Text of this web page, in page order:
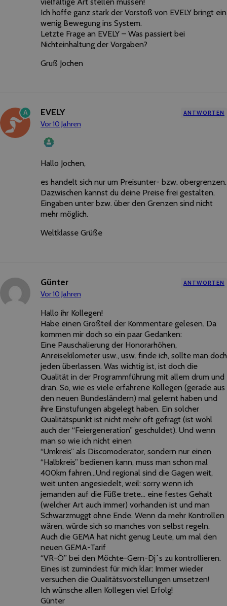
Ich hoffe ganz stark der Vorstoß von EVELY bringt ein
wenig Bewegung ins System.
Letzte Frage an EVELY – Was passiert bei
Nichteinhaltung der Vorgaben?
Gruß Jochen
A EVELY
Vor 10 Jahren
ANTWORTEN
Das „Echte-Person“-Abzeichen!
von
CleanTalk
Hallo Jochen,
es handelt sich nur um Preisunter- bzw. obergrenzen.
Dazwischen kannst du deine Preise frei gestalten.
Eingaben unter bzw. über den Grenzen sind nicht
mehr möglich.
Weltklasse Grüße
Günter
Vor 10 Jahren
ANTWORTEN
Hallo ihr Kollegen!
Habe einen Großteil der Kommentare gelesen. Da
kommen mir doch so ein paar Gedanken:
Eine Pauschalierung der Honorarhöhen,
Anreisekilometer usw., usw. finde ich, sollte man doch
jeden überlassen. Was wichtig ist, ist doch die
Qualität in der Programmführung mit allem drum und
dran. So, wie es viele erfahrene Kollegen (gerade aus
den neuen Bundesländern) mal gelernt haben und
ihre Einstufungen abgelegt haben. Ein solcher
Qualitätspunkt ist nicht mehr oft gefragt (ist wohl
auch der “Feiergeneration” geschuldet). Und wenn
man so wie ich nicht einen
“Umkreis” als Discomoderator, sondern nur einen
“Halbkreis” bedienen kann, muss man schon mal
400km fahren…Und regional sind die Gagen weit,
weit unten angesiedelt, weil: sorry wenn ich
jemanden auf die Füße trete… eine festes Gehalt
(welcher Art auch immer) vorhanden ist und man
Schwarzmuggt ohne Ende. Wenn da mehr Kontrollen
wären, würde sich so manches von selbst regeln.
Auch die GEMA hat nicht genug Leute, um mal den
neuen GEMA-Tarif
“VR-Ö” bei den Möchte-Gern-Dj´s zu kontrollieren.
Eines ist zumindest für mich klar: Immer wieder
versuchen die Qualitätsvorstellungen umsetzen!
Ich wünsche allen Kollegen viel Erfolg!
Günter